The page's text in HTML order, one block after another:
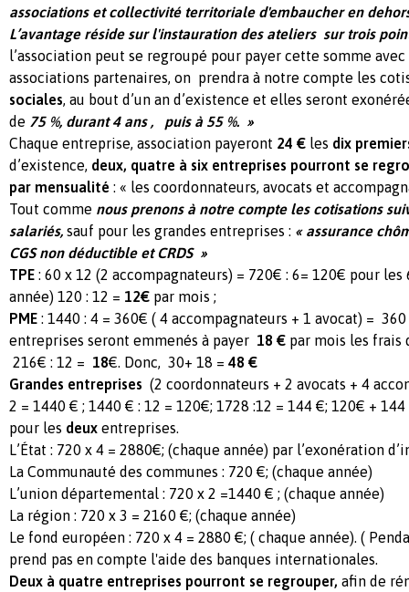
associations et collectivité territoriale d'embaucher en
L’avantage réside sur l'instauration des ateliers sur trois
l’association peut se regroupé pour payer cette somme
associations partenaires, on prendra à notre compte les
sociales, au bout d’un an d’existence et elles seront
de 75 %, durant 4 ans , puis à 55 %. »
Chaque entreprise, association payeront 24 € les dix
d’existence, deux, quatre à six entreprises pourront se
par mensualité : « les coordonnateurs, avocats et
Tout comme nous prenons à notre compte les cotisations
salariés, sauf pour les grandes entreprises : « assurance
CGS non déductible et CRDS »
TPE : 60 x 12 (2 accompagnateurs) = 720€ : 6= 120€ pour
année) 120 : 12 = 12€ par mois ;
PME : 1440 : 4 = 360€ ( 4 accompagnateurs + 1 avocat) =
entreprises seront emmenés à payer 18 € par mois les frais
216€ : 12 = 18€. Donc, 30+ 18 = 48 €
Grandes entreprises (2 coordonnateurs + 2 avocats + 4
2 = 1440 € ; 1440 € : 12 = 120€; 1728 :12 = 144 €; 120€ +
pour les deux entreprises.
L’État : 720 x 4 = 2880€; (chaque année) par l’exonération
La Communauté des communes : 720 €; (chaque année)
L’union départemental : 720 x 2 =1440 € ; (chaque année)
La région : 720 x 3 = 2160 €; (chaque année)
Le fond européen : 720 x 4 = 2880 €; ( chaque année). (
prend pas en compte l'aide des banques internationales.
Deux à quatre entreprises pourront se regrouper, afin de